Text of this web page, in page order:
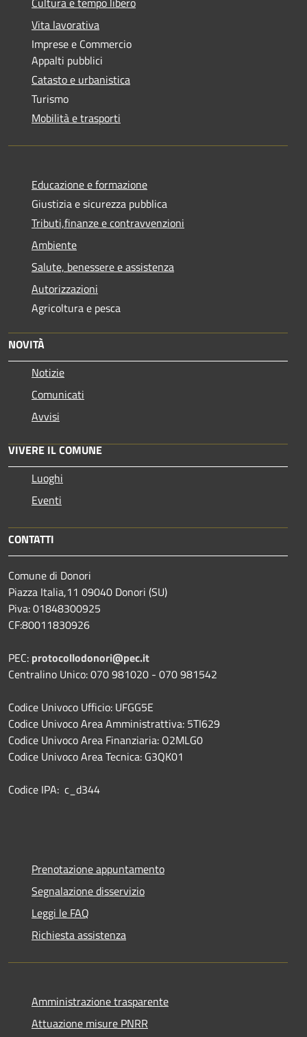
Vita lavorativa
Imprese e Commercio
Appalti pubblici
Catasto e urbanistica
Turismo
Mobilità e trasporti
Educazione e formazione
Giustizia e sicurezza pubblica
Tributi,finanze e contravvenzioni
Ambiente
Salute, benessere e assistenza
Autorizzazioni
Agricoltura e pesca
NOVITÀ
Notizie
Comunicati
Avvisi
VIVERE IL COMUNE
Luoghi
Eventi
CONTATTI
Comune di Donori
Piazza Italia,11 09040 Donori (SU)
Piva: 01848300925
CF:80011830926
PEC: protocollodonori@pec.it
Centralino Unico: 070 981020 - 070 981542
Codice Univoco Ufficio: UFGG5E
Codice Univoco Area Amministrattiva: 5TI629
Codice Univoco Area Finanziaria: O2MLG0
Codice Univoco Area Tecnica: G3QK01
Codice IPA: c_d344
Prenotazione appuntamento
Segnalazione disservizio
Leggi le FAQ
Richiesta assistenza
Amministrazione trasparente
Attuazione misure PNRR